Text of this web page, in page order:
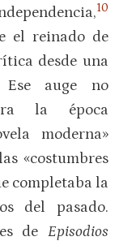
10
el reinado de
desde una
Ese auge no
la época
moderna»
«costumbres
completaba la
del pasado.
de Episodios